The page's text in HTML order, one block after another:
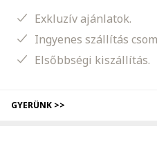
Exkluzív ajánlatok.
Ingyenes szállítás
Elsőbbségi kiszállítás.
GYERÜNK >>